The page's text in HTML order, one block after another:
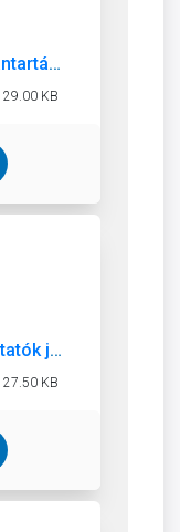
Bevásárlóközpontok nyilvántartása
29.00 KB
Eltiltott szálláshely szolgáltatók jegyzéke
27.50 KB